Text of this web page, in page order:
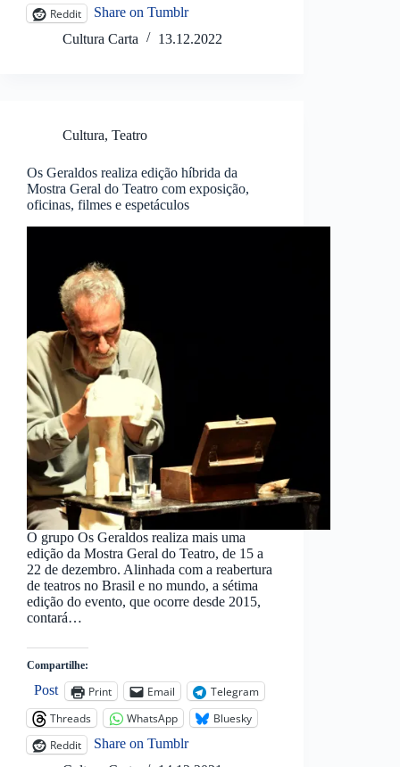
Reddit
Share on Tumblr
Cultura Carta
13.12.2022
Cultura, Teatro
Os Geraldos realiza edição híbrida da
Mostra Geral do Teatro com exposição,
oficinas, filmes e espetáculos
O grupo Os Geraldos realiza mais uma
edição da Mostra Geral do Teatro, de 15 a
22 de dezembro. Alinhada com a reabertura
de teatros no Brasil e no mundo, a sétima
edição do evento, que ocorre desde 2015,
contará…
Compartilhe:
Post Print Email
Telegram
Threads
WhatsApp
Bluesky
Reddit
Share on Tumblr